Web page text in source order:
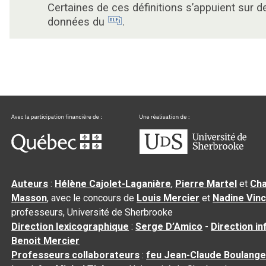
Certaines de ces définitions s’appuient sur
données du
.
Auteurs : Hélène Cajolet-Laganière, Pierre Martel et
Masson, avec le concours de Louis Mercier et Nadine
professeurs, Université de Sherbrooke
Direction lexicographique :Serge D’Amico - Direction
Benoit Mercier
Professeurs collaborateurs :feu Jean-Claude